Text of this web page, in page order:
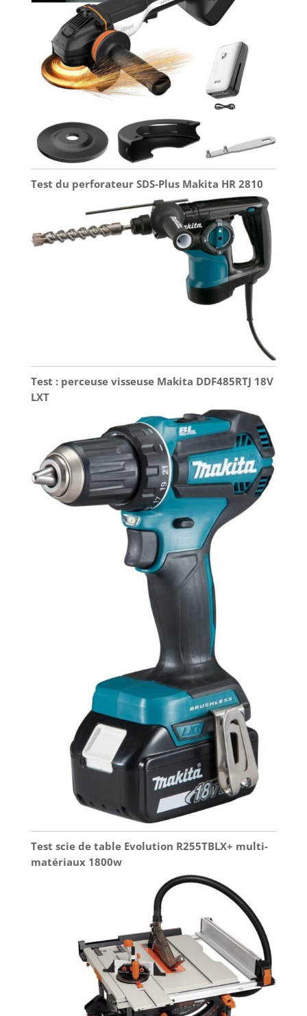
Test du perforateur SDS-Plus Makita HR 2810
Test : perceuse visseuse Makita DDF485RTJ 18V
LXT
Test scie de table Evolution R255TBLX+ multi-
matériaux 1800w